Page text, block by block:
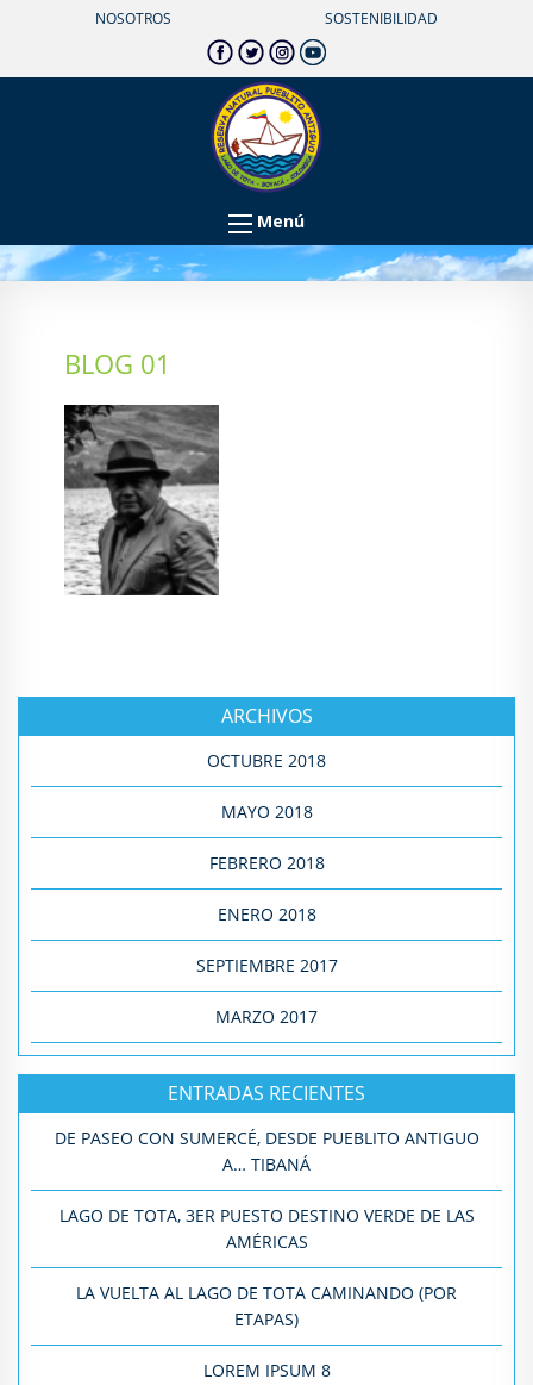
NOSOTROS SOSTENIBILIDAD
Menú
BLOG 01
ARCHIVOS
OCTUBRE 2018
MAYO 2018
FEBRERO 2018
ENERO 2018
SEPTIEMBRE 2017
MARZO 2017
ENTRADAS RECIENTES
DE PASEO CON SUMERCÉ, DESDE PUEBLITO ANTIGUO
A… TIBANÁ
LAGO DE TOTA, 3ER PUESTO DESTINO VERDE DE LAS
AMÉRICAS
LA VUELTA AL LAGO DE TOTA CAMINANDO (POR
ETAPAS)
LOREM IPSUM 8